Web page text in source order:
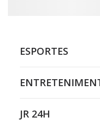
ESPORTES
JR 24H